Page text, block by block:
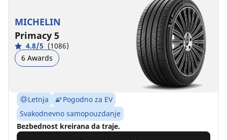
MICHELIN
Primacy 5
4.8/5 (1086)
6 Awards
Letnja
Pogodno za EV
Svakodnevno samopouzdanje
Bezbednost kreirana da traje.